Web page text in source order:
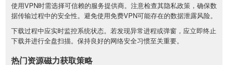
使用VPN时需选择可信赖的服务提供商。注意检查其隐私政策，确保数
据传输过程中的安全性。避免使用免费VPN可能存在的数据泄露风险。
下载过程中应实时监控系统状态。若发现异常进程或弹窗，应立即终止
下载并进行全盘扫描。保持良好的网络安全习惯至关重要。
热门资源磁力获取策略